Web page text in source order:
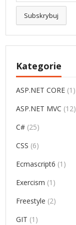
Kategorie
ASP.NET CORE (1)
ASP.NET MVC (12)
C# (25)
CSS (6)
Ecmascript6 (1)
Exercism (1)
Freestyle (2)
GIT (1)